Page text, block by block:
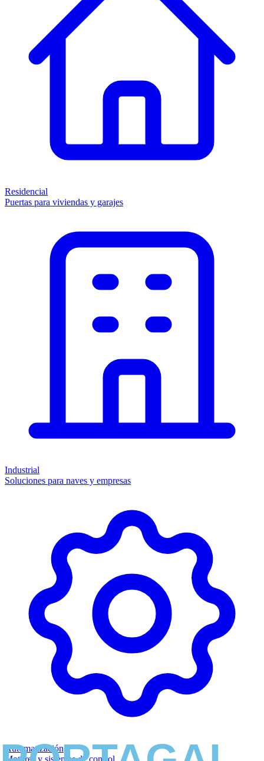
Residencial
Puertas para viviendas y garajes
Industrial
Soluciones para naves y empresas
Automatización
Motores y sistemas de control